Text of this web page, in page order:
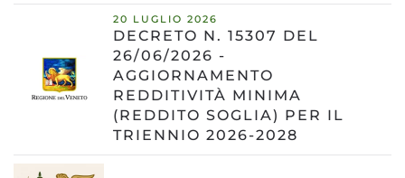
20 LUGLIO 2026
DECRETO N. 15307 DEL
26/06/2026 -
AGGIORNAMENTO
REDDITIVITÀ MINIMA
(REDDITO SOGLIA) PER IL
TRIENNIO 2026-2028